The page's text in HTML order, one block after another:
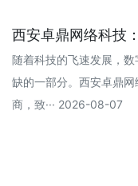
西安卓鼎网络科技
随着科技的飞速发展，
缺的一部分。西安卓鼎
商，致··· 2026-08-07